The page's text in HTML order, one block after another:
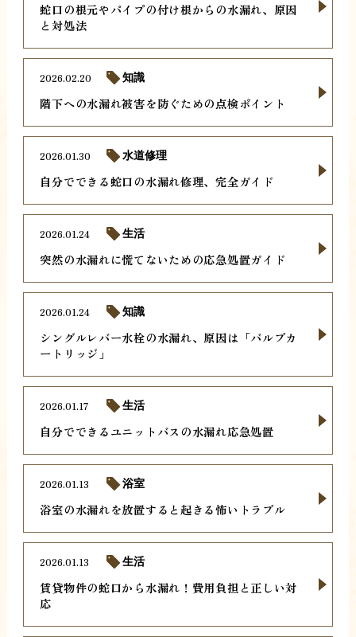
蛇口の根元やパイプの付け根からの水漏れ、原因
と対処法
階下への水漏れ被害を防ぐための点検ポイント
2026.02.20 知識
自分でできる蛇口の水漏れ修理、完全ガイド
2026.01.30 水道修理
突然の水漏れに慌てないための応急処置ガイド
2026.01.24 生活
シングルレバー水栓の水漏れ、原因は「バルブカ
ートリッジ」
2026.01.24 知識
自分でできるユニットバスの水漏れ応急処置
2026.01.17 生活
浴室の水漏れを放置すると起きる怖いトラブル
2026.01.13 浴室
賃貸物件の蛇口から水漏れ！費用負担と正しい対
応
2026.01.13 生活